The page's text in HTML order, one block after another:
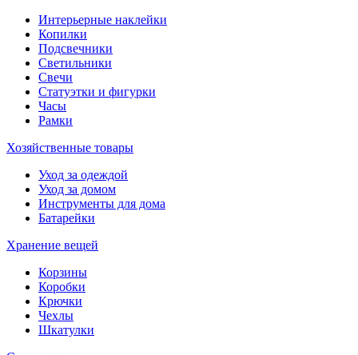
Интерьерные наклейки
Копилки
Подсвечники
Светильники
Свечи
Статуэтки и фигурки
Часы
Рамки
Хозяйственные товары
Уход за одеждой
Уход за домом
Инструменты для дома
Батарейки
Хранение вещей
Корзины
Коробки
Крючки
Чехлы
Шкатулки